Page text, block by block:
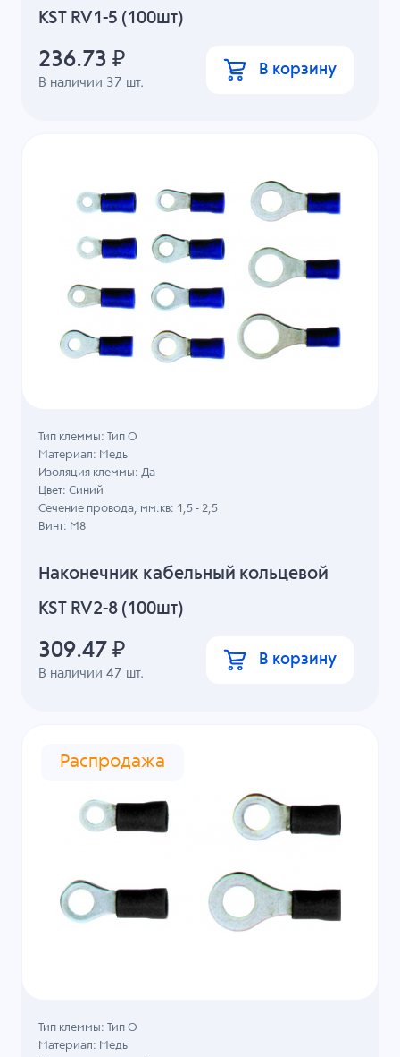
KST RV1-5 (100шт)
В наличии 37 шт.
236.73 ₽ В корзину
Наконечник кабельный кольцевой
KST RV2-8 (100шт)
В наличии47 шт.
Тип клеммы: Тип О
Материал: Медь
Изоляция клеммы: Да
Цвет: Синий
Сечение провода, мм.кв: 1,5 - 2,5
Винт: M8
309.47 ₽ В корзину
Распродажа
Тип клеммы: Тип О
Материал: Медь